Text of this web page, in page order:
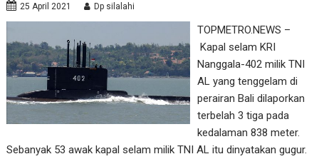
25 April 2021 Dp silalahi
TOPMETRO.NEWS –
Kapal selam KRI
Nanggala-402 milik TNI
AL yang tenggelam di
perairan Bali dilaporkan
terbelah 3 tiga pada
kedalaman 838 meter.
Sebanyak 53 awak kapal selam milik TNI AL itu dinyatakan gugur.